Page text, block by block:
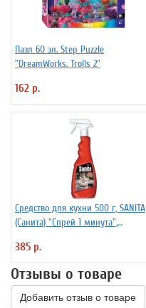
Пазл 60 эл. Step Puzzle
"DreamWorks. Trolls 2"
162 р.
Средство для кухни 500 г, SANITA
(Санита) "Спрей 1 минута",
385 р.
Отзывы о товаре
Добавить отзыв о товаре